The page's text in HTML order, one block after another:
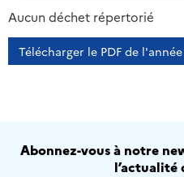
2013 2014
Aucun déchet répertorié
Télécharger le PDF de
Abonnez-vous à notre
l’actualité